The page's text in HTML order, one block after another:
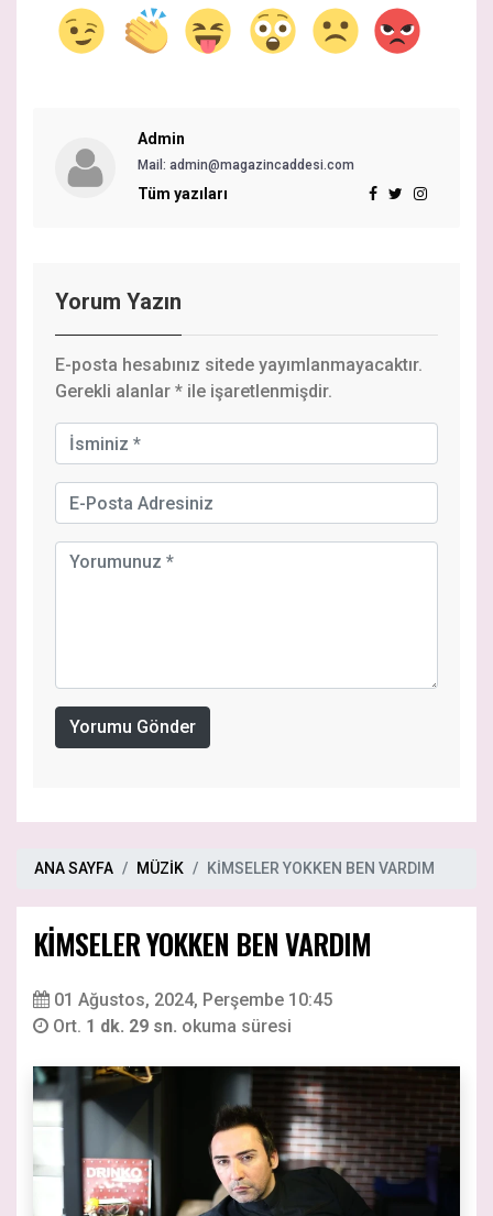
Admin
Mail: admin@magazincaddesi.com
Tüm yazıları
Yorum Yazın
E-posta hesabınız sitede yayımlanmayacaktır.
Gerekli alanlar * ile işaretlenmişdir.
Yorumu Gönder
ANA SAYFA MÜZİK KİMSELER YOKKEN BEN VARDIM
KİMSELER YOKKEN BEN VARDIM
01 Ağustos, 2024, Perşembe 10:45
Ort. 1 dk. 29 sn. okuma süresi